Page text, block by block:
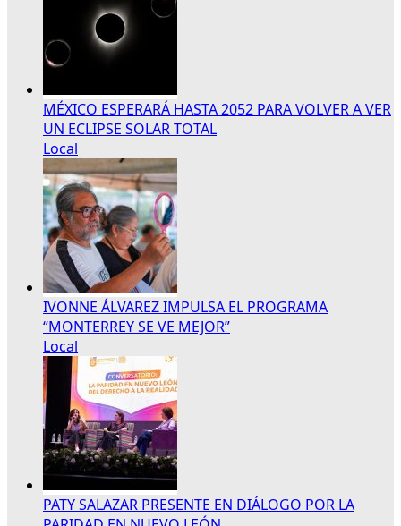
MÉXICO ESPERARÁ HASTA 2052 PARA VOLVER A VER
UN ECLIPSE SOLAR TOTAL
Local
IVONNE ÁLVAREZ IMPULSA EL PROGRAMA
“MONTERREY SE VE MEJOR”
Local
PATY SALAZAR PRESENTE EN DIÁLOGO POR LA